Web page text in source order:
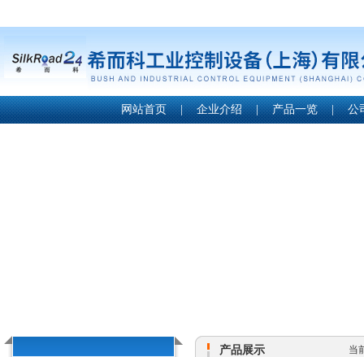
网站首页 | 企业介绍 | 产品一览 | 公
产品展示 当